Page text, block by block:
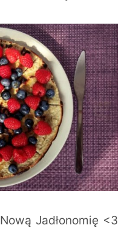
Jadłonomię <3